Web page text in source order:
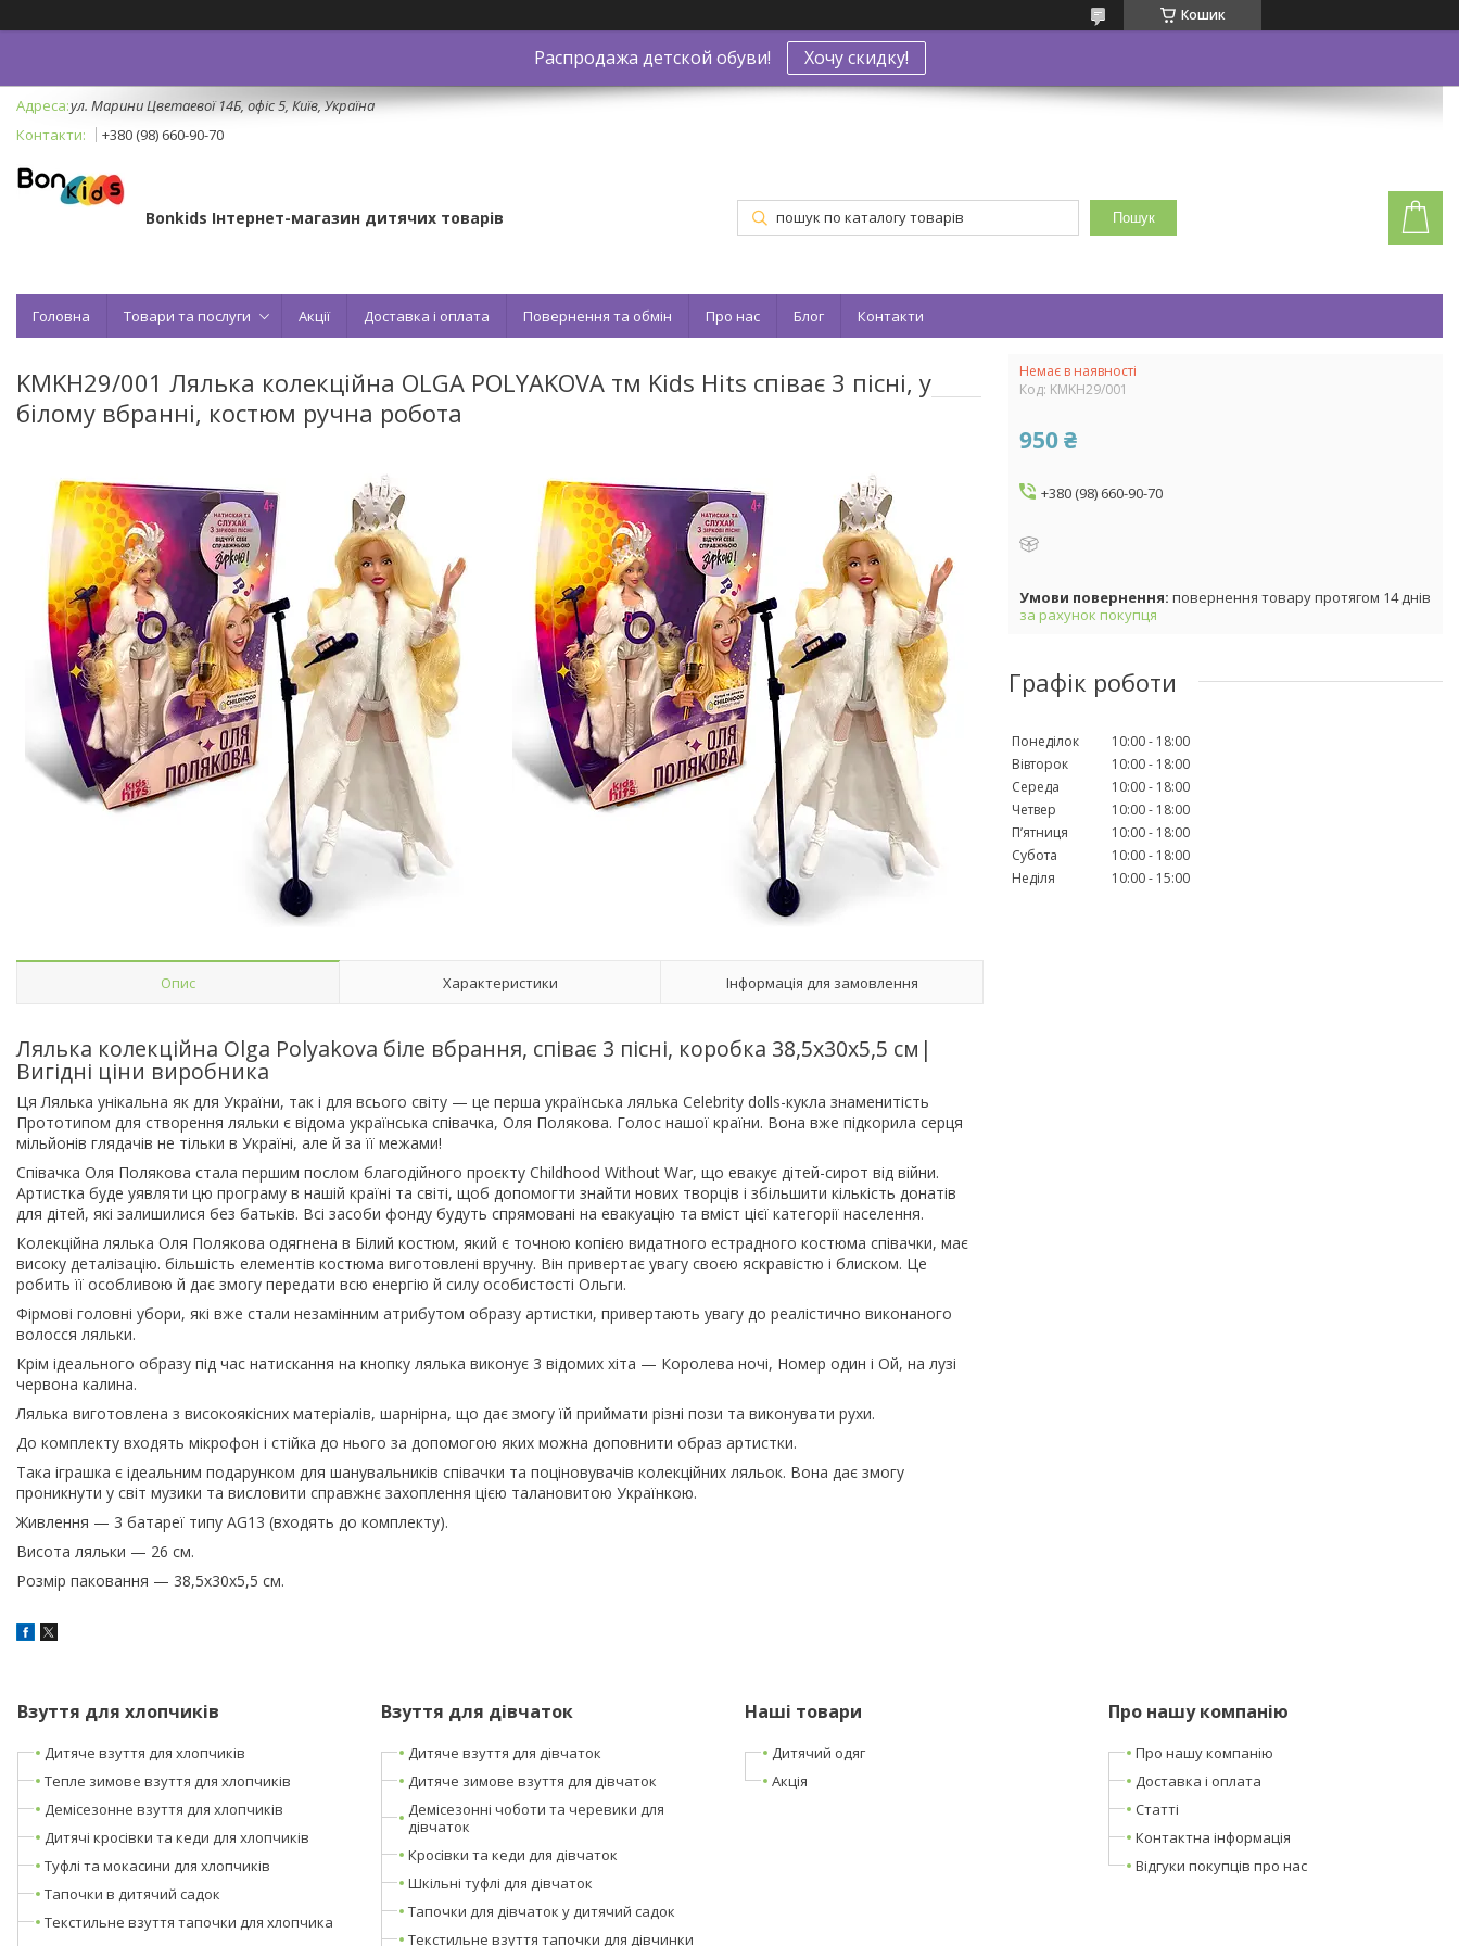
Кошик
Распродажа детской обуви! Хочу скидку!
ул. Марини Цветаевої 14Б, офіс 5, Київ, Україна
+380 (98) 660-90-70
Bonkids Інтернет-магазин дитячих товарів Пошук
Головна Товари та послуги Акції Доставка і оплата Повернення та обмін Про нас Блог Контакти
KMKH29/001 Лялька колекційна OLGA POLYAKOVA тм Kids Hits співає 3 пісні, у
білому вбранні, костюм ручна робота
Опис Характеристики Інформація для замовлення
Лялька колекційна Olga Polyakova біле вбрання, співає 3 пісні, коробка 38,5х30х5,5 см|
Вигідні ціни виробника
Ця Лялька унікальна як для України, так і для всього світу — це перша українська лялька Celebrity dolls-кукла знаменитість
Прототипом для створення ляльки є відома українська співачка, Оля Полякова. Голос нашої країни. Вона вже підкорила серця
мільйонів глядачів не тільки в Україні, але й за її межами!
Співачка Оля Полякова стала першим послом благодійного проєкту Childhood Without War, що евакує дітей-сирот від війни.
Артистка буде уявляти цю програму в нашій країні та світі, щоб допомогти знайти нових творців і збільшити кількість донатів
для дітей, які залишилися без батьків. Всі засоби фонду будуть спрямовані на евакуацію та вміст цієї категорії населення.
Колекційна лялька Оля Полякова одягнена в Білий костюм, який є точною копією видатного естрадного костюма співачки, має
високу деталізацію. більшість елементів костюма виготовлені вручну. Він привертає увагу своєю яскравістю і блиском. Це
робить її особливою й дає змогу передати всю енергію й силу особистості Ольги.
Фірмові головні убори, які вже стали незамінним атрибутом образу артистки, привертають увагу до реалістично виконаного
волосся ляльки.
Крім ідеального образу під час натискання на кнопку лялька виконує 3 відомих хіта — Королева ночі, Номер один і Ой, на лузі
червона калина.
Лялька виготовлена з високоякісних матеріалів, шарнірна, що дає змогу їй приймати різні пози та виконувати рухи.
До комплекту входять мікрофон і стійка до нього за допомогою яких можна доповнити образ артистки.
Така іграшка є ідеальним подарунком для шанувальників співачки та поціновувачів колекційних ляльок. Вона дає змогу
проникнути у світ музики та висловити справжнє захоплення цією талановитою Українкою.
Живлення — 3 батареї типу AG13 (входять до комплекту).
Висота ляльки — 26 см.
Розмір паковання — 38,5х30х5,5 см.
Немає в наявності
Код: KMKH29/001
950 ₴
+380 (98) 660-90-70
повернення товару протягом 14 днів
за рахунок покупця
Графік роботи
Понеділок 10:00
18:00
Вівторок
10:00
18:00
Середа
10:00
18:00
Четвер
10:00
18:00
Пʼятниця
10:00
18:00
Субота
10:00
18:00
Неділя
10:00 15:00
Взуття для хлопчиків
Дитяче взуття для хлопчиків
Тепле зимове взуття для хлопчиків
Демісезонне взуття для хлопчиків
Дитячі кросівки та кеди для хлопчиків
Туфлі та мокасини для хлопчиків
Тапочки в дитячий садок
Текстильне взуття тапочки для хлопчика
Взуття для дівчаток
Дитяче взуття для дівчаток
Дитяче зимове взуття для дівчаток
Демісезонні чоботи та черевики для
дівчаток
Кросівки та кеди для дівчаток
Шкільні туфлі для дівчаток
Тапочки для дівчаток у дитячий садок
Текстильне взуття тапочки для дівчинки
Наші товари
Дитячий одяг
Акція
Про нашу компанію
Про нашу компанію
Доставка і оплата
Статті
Контактна інформація
Відгуки покупців про нас